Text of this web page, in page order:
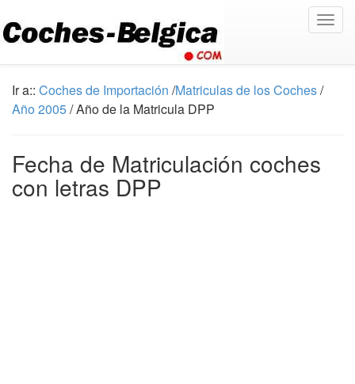
Ir a:: Coches de Importación /Matriculas de los Coches/
Año 2005/ Año de la Matricula DPP
Fecha de Matriculación coches
con letras DPP